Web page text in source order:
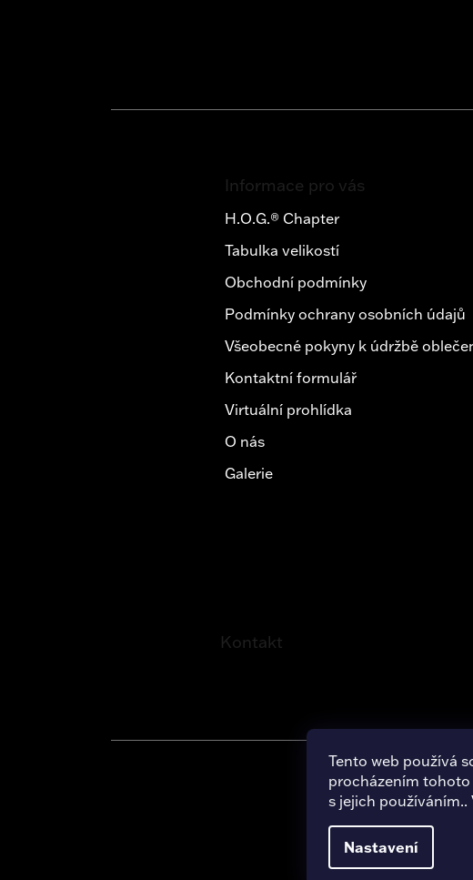
Tento web používá
procházením
s jejich
Nastavení
Kontakt
Informace pro vás
H.O.G.® Chapter
Tabulka velikostí
Obchodní podmínky
Podmínky ochrany osobních údajů
Všeobecné pokyny k údržbě
Kontaktní formulář
Virtuální prohlídka
O nás
Galerie
Copyright 2026